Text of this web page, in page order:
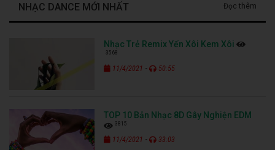
NHẠC DANCE MỚI NHẤT Đọc thêm
Nhạc Trẻ Remix Yến Xôi Kem Xôi
3568
11/4/2021 - 50:55
TOP 10 Bản Nhạc 8D Gây Nghiện EDM
3815
11/4/2021 - 33:03